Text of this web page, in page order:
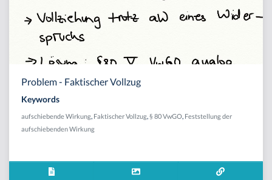
Problem - Faktischer Vollzug
Keywords
aufschiebende Wirkung Faktischer Vollzug § 80 VwGO Feststellung der
aufschiebenden Wirkung